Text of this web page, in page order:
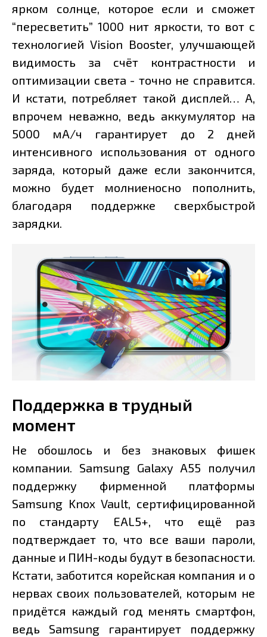
ярком солнце, которое если и сможет
“пересветить” 1000 нит яркости, то вот с
технологией Vision Booster, улучшающей
видимость за счёт контрастности и
оптимизации света - точно не справится.
И кстати, потребляет такой дисплей… А,
впрочем неважно, ведь аккумулятор на
5000 мА/ч гарантирует до 2 дней
интенсивного использования от одного
заряда, который даже если закончится,
можно будет молниеносно пополнить,
благодаря поддержке сверхбыстрой
зарядки.
Поддержка в трудный
момент
Не обошлось и без знаковых фишек
компании. Samsung Galaxy A55 получил
поддержку фирменной платформы
Samsung Knox Vault, сертифицированной
по стандарту EAL5+, что ещё раз
подтверждает то, что все ваши пароли,
данные и ПИН-коды будут в безопасности.
Кстати, заботится корейская компания и о
нервах своих пользователей, которым не
придётся каждый год менять смартфон,
ведь Samsung гарантирует поддержку